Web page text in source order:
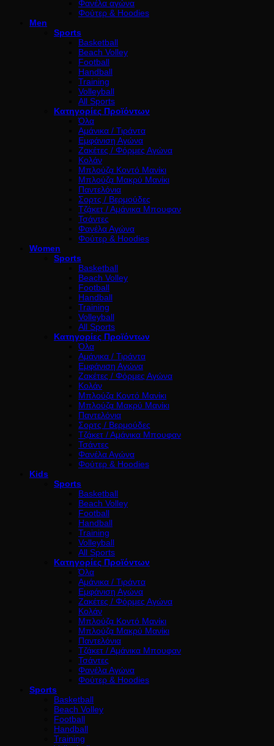
Φανέλα αγώνα
Φούτερ & Hoodies
Men
Sports
Basketball
Beach Volley
Football
Handball
Training
Volleyball
All Sports
Κατηγορίες Προϊόντων
Όλα
Αμάνικα / Τιράντα
Εμφάνιση Αγώνα
Ζακέτες / Φόρμες Αγώνα
Κολάν
Μπλούζα Κοντό Μανίκι
Μπλούζα Μακρύ Μανίκι
Παντελόνια
Σορτς / Βερμούδες
Τζάκετ / Αμάνικα Μπουφαν
Τσάντες
Φανέλα Αγώνα
Φούτερ & Hoodies
Women
Sports
Basketball
Beach Volley
Football
Handball
Training
Volleyball
All Sports
Κατηγορίες Προϊόντων
Όλα
Αμάνικα / Τιράντα
Εμφάνιση Αγώνα
Ζακέτες / Φόρμες Αγώνα
Κολάν
Μπλούζα Κοντό Μανίκι
Μπλούζα Μακρύ Μανίκι
Παντελόνια
Σορτς / Βερμούδες
Τζάκετ / Αμάνικα Μπουφαν
Τσάντες
Φανέλα Αγώνα
Φούτερ & Hoodies
Kids
Sports
Basketball
Beach Volley
Football
Handball
Training
Volleyball
All Sports
Κατηγορίες Προϊόντων
Όλα
Αμάνικα / Τιράντα
Εμφάνιση Αγώνα
Ζακέτες / Φόρμες Αγώνα
Κολάν
Μπλούζα Κοντό Μανίκι
Μπλούζα Μακρύ Μανίκι
Παντελόνια
Τζάκετ / Αμάνικα Μπουφαν
Τσάντες
Φανέλα Αγώνα
Φούτερ & Hoodies
Sports
Basketball
Beach Volley
Football
Handball
Training